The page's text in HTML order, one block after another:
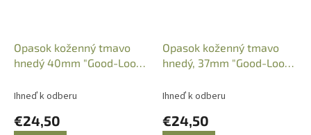
Opasok koženný tmavo
hnedý 40mm "Good-Look",
Ihneď k odberu
€24,50
Opasok koženný tmavo
hnedý, 37mm "Good-Look",
Ihneď k odberu
€24,50